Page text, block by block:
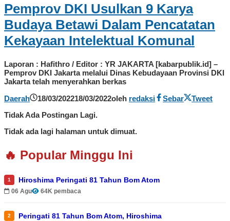
Pemprov DKI Usulkan 9 Karya
Budaya Betawi Dalam Pencatatan
Kekayaan Intelektual Komunal
Laporan : Hafithro / Editor : YR JAKARTA [kabarpublik.id] –
Pemprov DKI Jakarta melalui Dinas Kebudayaan Provinsi DKI
Jakarta telah menyerahkan berkas
Daerah
18/03/202218/03/2022oleh redaksi Sebar
Tweet
Tidak Ada Postingan Lagi.
Tidak ada lagi halaman untuk dimuat.
🔥 Popular Minggu Ini
1 Hiroshima Peringati 81 Tahun Bom Atom
06 Agu 64K pembaca
2
Peringati 81 Tahun Bom Atom, Hiroshima